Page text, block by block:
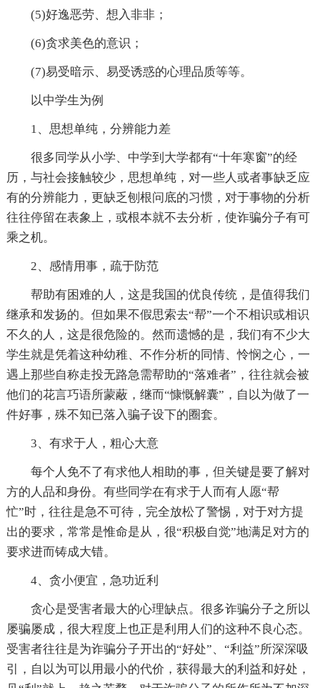
(5)好逸恶劳、想入非非；
(6)贪求美色的意识；
(7)易受暗示、易受诱惑的心理品质等等。
以中学生为例
1、思想单纯，分辨能力差
很多同学从小学、中学到大学都有“十年寒窗”的经
历，与社会接触较少，思想单纯，对一些人或者事缺乏应
有的分辨能力，更缺乏刨根问底的习惯，对于事物的分析
往往停留在表象上，或根本就不去分析，使诈骗分子有可
乘之机。
2、感情用事，疏于防范
帮助有困难的人，这是我国的优良传统，是值得我们
继承和发扬的。但如果不假思索去“帮”一个不相识或相识
不久的人，这是很危险的。然而遗憾的是，我们有不少大
学生就是凭着这种幼稚、不作分析的同情、怜悯之心，一
遇上那些自称走投无路急需帮助的“落难者”，往往就会被
他们的花言巧语所蒙蔽，继而“慷慨解囊”，自以为做了一
件好事，殊不知已落入骗子设下的圈套。
3、有求于人，粗心大意
每个人免不了有求他人相助的事，但关键是要了解对
方的人品和身份。有些同学在有求于人而有人愿“帮
忙”时，往往是急不可待，完全放松了警惕，对于对方提
出的要求，常常是惟命是从，很“积极自觉”地满足对方的
要求进而铸成大错。
4、贪小便宜，急功近利
贪心是受害者最大的心理缺点。很多诈骗分子之所以
屡骗屡成，很大程度上也正是利用人们的这种不良心态。
受害者往往是为诈骗分子开出的“好处”、“利益”所深深吸
引，自以为可以用最小的代价，获得最大的利益和好处，